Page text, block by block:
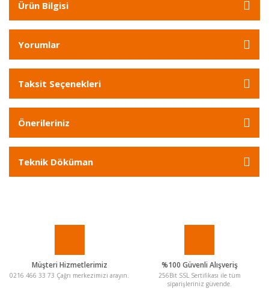
Ürün Bilgisi
Yorumlar
Taksit Seçenekleri
Önerileriniz
Teknik Döküman
Müşteri Hizmetlerimiz
0216 466 33 73 Çağrı merkezimizi arayın.
%100 Güvenli Alışveriş
256Bit SSL Sertifikası ile tüm
siparişleriniz güvende.